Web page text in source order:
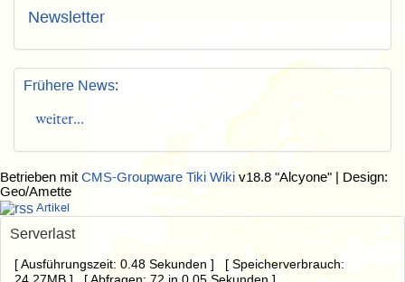
Newsletter
Frühere News:
weiter...
Betrieben mit CMS-Groupware Tiki Wiki v18.8 "Alcyone" | Design:
Geo/Amette
Artikel
Serverlast
[ Ausführungszeit: 0.48 Sekunden ] [ Speicherverbrauch: